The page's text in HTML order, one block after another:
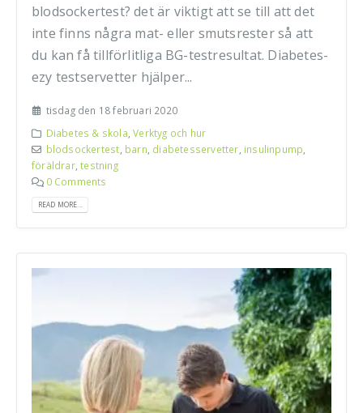
blodsockertest? det är viktigt att se till att det
inte finns några mat- eller smutsrester så att
du kan få tillförlitliga BG-testresultat. Diabetes-
ezy testservetter hjälper...
tisdag den 18 februari 2020
Diabetes & skola ,Verktyg och hur
blodsockertest barn diabetesservetter insulinpump
föräldrar,testning
0 Comments
READ MORE...